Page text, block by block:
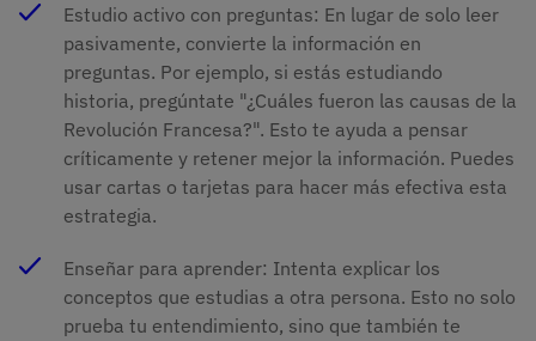
Estudio activo con preguntas: En lugar de solo leer
pasivamente, convierte la información en
preguntas. Por ejemplo, si estás estudiando
historia, pregúntate "¿Cuáles fueron las causas de la
Revolución Francesa?". Esto te ayuda a pensar
críticamente y retener mejor la información. Puedes
usar cartas o tarjetas para hacer más efectiva esta
estrategia.
Enseñar para aprender: Intenta explicar los
conceptos que estudias a otra persona. Esto no solo
prueba tu entendimiento, sino que también te